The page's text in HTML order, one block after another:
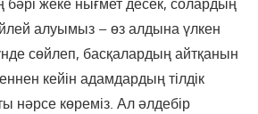
жеке нығмет десек, солардың
алуымыз – өз алдына үлкен
сөйлеп, басқалардың айтқанын
кейін адамдардың тілдік
нәрсе көреміз. Ал әлдебір